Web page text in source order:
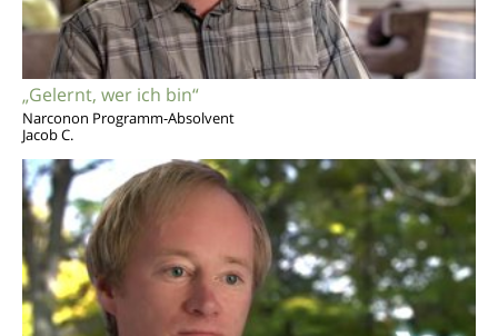
„Gelernt, wer ich bin“
Narconon Programm-Absolvent
Jacob C.